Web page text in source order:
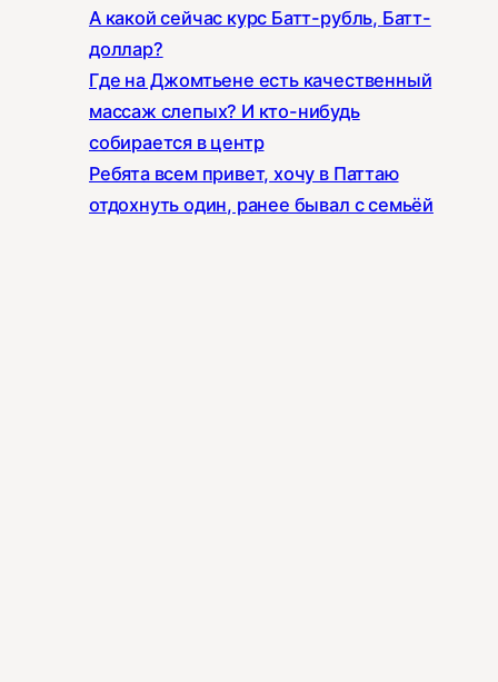
А какой сейчас курс Батт-рубль, Батт-
доллар?
Где на Джомтьене есть качественный
массаж слепых? И кто-нибудь
собирается в центр
Ребята всем привет, хочу в Паттаю
отдохнуть один, ранее бывал с семьёй